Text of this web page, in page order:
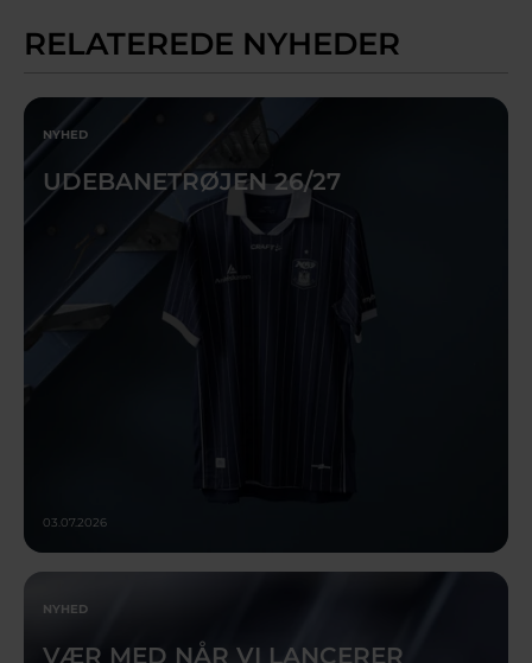
RELATEREDE NYHEDER
NYHED
UDEBANETRØJEN 26/27
03.07.2026
NYHED
VÆR MED NÅR VI LANCERER